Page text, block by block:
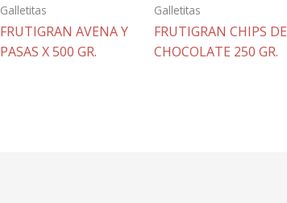
Galletitas
FRUTIGRAN AVENA Y
PASAS X 500 GR.
Galletitas
FRUTIGRAN CHIPS DE
CHOCOLATE 250 GR.